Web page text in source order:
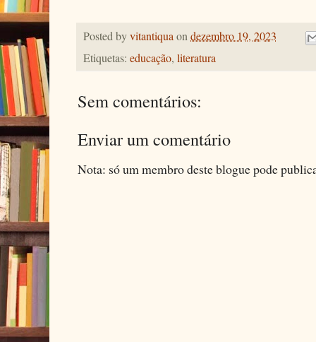
Posted byvitantiquaondezembro 19, 2023
Etiquetas: educação, literatura
Sem comentários:
Enviar um comentário
Nota: só um membro deste blogue pode